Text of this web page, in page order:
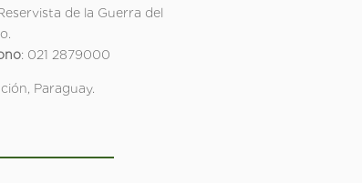
de la Guerra del
: 021 2879000
Paraguay.